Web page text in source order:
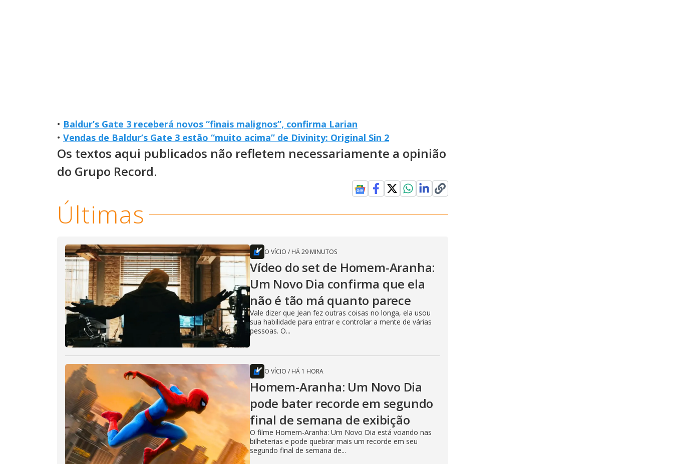
• Baldur’s Gate 3 receberá novos “finais malignos”, confirma Larian
• Vendas de Baldur’s Gate 3 estão “muito acima” de Divinity: Original Sin 2
Os textos aqui publicados não refletem necessariamente a opinião
do Grupo Record.
Últimas
O VÍCIO / HÁ 29 MINUTOS
Vídeo do set de Homem-Aranha:
Um Novo Dia confirma que ela
não é tão má quanto parece
Vale dizer que Jean fez outras coisas no longa, ela usou
sua habilidade para entrar e controlar a mente de várias
pessoas. O...
O VÍCIO / HÁ 1 HORA
Homem-Aranha: Um Novo Dia
pode bater recorde em segundo
final de semana de exibição
O filme Homem-Aranha: Um Novo Dia está voando nas
bilheterias e pode quebrar mais um recorde em seu
segundo final de semana de...